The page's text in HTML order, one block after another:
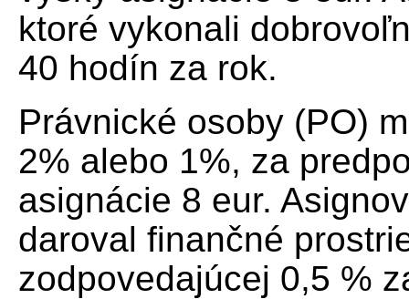
ktoré vykonali
40 hodín za rok.
Právnické osoby (PO)
2% alebo 1%, za
asignácie 8 eur.
daroval finančné
zodpovedajúcej 0,5 %